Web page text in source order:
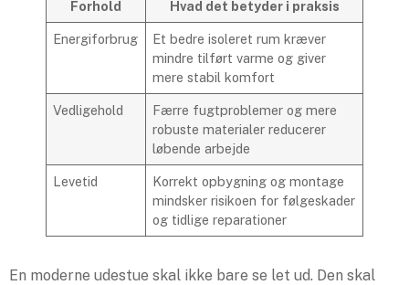
Forhold Hvad det betyder i praksis
Energiforbrug
Et bedre isoleret rum kræver
mindre tilført varme og giver
mere stabil komfort
Vedligehold
Færre fugtproblemer og mere
robuste materialer reducerer
løbende arbejde
Levetid
Korrekt opbygning og montage
mindsker risikoen for følgeskader
og tidlige reparationer
En moderne udestue skal ikke bare se let ud. Den skal